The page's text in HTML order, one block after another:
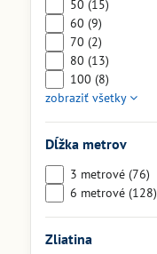
50 (15)
60 (9)
70 (2)
80 (13)
100 (8)
zobraziť všetky
Dĺžka metrov
3 metrové (76)
6 metrové (128)
Zliatina